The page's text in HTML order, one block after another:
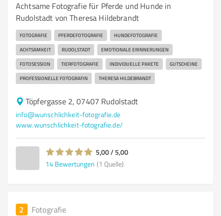
Achtsame Fotografie für Pferde und Hunde in
Rudolstadt von Theresa Hildebrandt
FOTOGRAFIE PFERDEFOTOGRAFIE HUNDEFOTOGRAFIE
ACHTSAMKEIT RUDOLSTADT EMOTIONALE ERINNERUNGEN
FOTOSESSION TIERFOTOGRAFIE INDIVIDUELLE PAKETE GUTSCHEINE
PROFESSIONELLE FOTOGRAFIN THERESA HILDEBRANDT
Töpfergasse 2, 07407 Rudolstadt
info@wunschlichkeit-fotografie.de
www.wunschlichkeit-fotografie.de/
5,00 / 5,00
14 Bewertungen (1 Quelle)
2 Fotografie